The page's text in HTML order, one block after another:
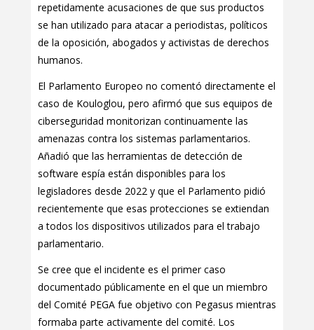
repetidamente acusaciones de que sus productos
se han utilizado para atacar a periodistas, políticos
de la oposición, abogados y activistas de derechos
humanos.
El Parlamento Europeo no comentó directamente el
caso de Kouloglou, pero afirmó que sus equipos de
ciberseguridad monitorizan continuamente las
amenazas contra los sistemas parlamentarios.
Añadió que las herramientas de detección de
software espía están disponibles para los
legisladores desde 2022 y que el Parlamento pidió
recientemente que esas protecciones se extiendan
a todos los dispositivos utilizados para el trabajo
parlamentario.
Se cree que el incidente es el primer caso
documentado públicamente en el que un miembro
del Comité PEGA fue objetivo con Pegasus mientras
formaba parte activamente del comité. Los